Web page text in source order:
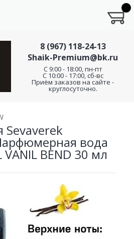
8 (967) 118-24-13
Shaik-Premium@bk.ru
C 9:00 - 18:00, пн-пт
С 10:00 - 17:00, сб-вс
Приём заказов на сайте -
круглосуточно.
вода
BEND 30 мл